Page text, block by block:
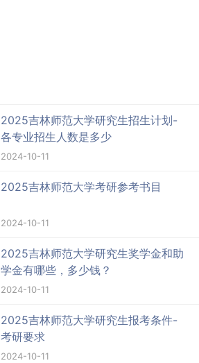
2025吉林师范大学研究生招生计划-
各专业招生人数是多少
2024-10-11
2025吉林师范大学考研参考书目
2024-10-11
2025吉林师范大学研究生奖学金和助
学金有哪些，多少钱？
2024-10-11
2025吉林师范大学研究生报考条件-
考研要求
2024-10-11